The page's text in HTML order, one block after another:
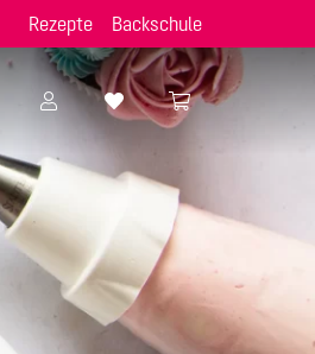
Rezepte Backschule